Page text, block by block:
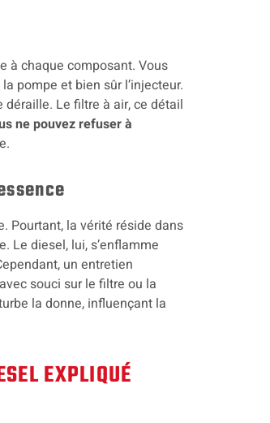
à chaque composant. Vous
pompe et bien sûr l’injecteur.
Le filtre à air, ce détail
ne pouvez refuser à
Pourtant, la vérité réside dans
Le diesel, lui, s’enflamme
un entretien
souci sur le filtre ou la
la donne, influençant la
EXPLIQUÉ